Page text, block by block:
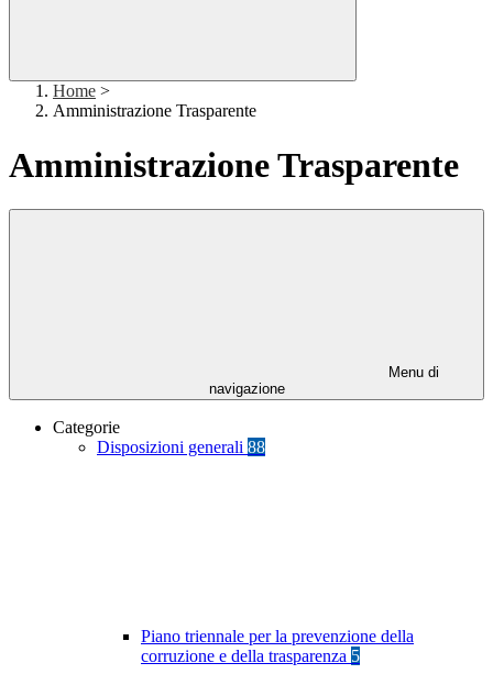
Home >
Amministrazione Trasparente
Amministrazione Trasparente
Menu di
navigazione
Categorie
Disposizioni generali 88
Piano triennale per la prevenzione della
corruzione e della trasparenza 5